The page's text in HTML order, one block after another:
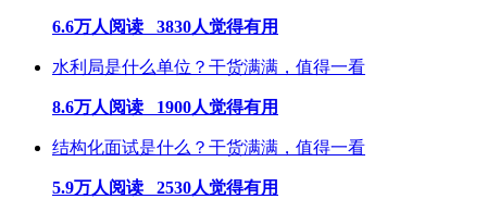
6.6万人阅读 3830人觉得有用
水利局是什么单位？干货满满，值得一看
8.6万人阅读 1900人觉得有用
结构化面试是什么？干货满满，值得一看
5.9万人阅读 2530人觉得有用